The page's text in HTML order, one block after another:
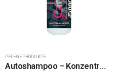
PFLEGEPRODUKTE
Autoshampoo – Konzentrat von Nano Ceramic Protect